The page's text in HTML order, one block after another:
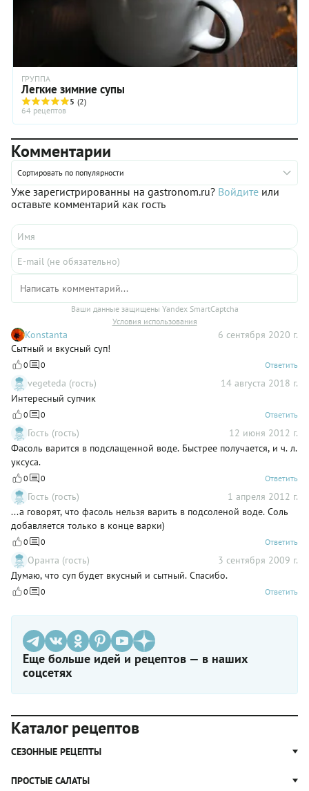
ГРУППА
Легкие зимние супы
5 (2)
64 рецептов
Комментарии
Сортировать по популярности
Уже зарегистрированны на gastronom.ru? Войдите или
оставьте комментарий как гость
Ваши данные защищены Yandex SmartCaptcha
Условия использования
Konstanta
6 сентября 2020 г.
Сытный и вкусный суп!
0 0 Ответить
vegeteda (гость)
14 августа 2018 г.
Интересный супчик
0 0 Ответить
Гость (гость)
12 июня 2012 г.
Фасоль варится в подслащенной воде. Быстрее получается, и ч. л.
уксуса.
0 0 Ответить
Гость (гость)
1 апреля 2012 г.
...а говорят, что фасоль нельзя варить в подсоленой воде. Соль
добавляется только в конце варки)
0 0 Ответить
Оранта (гость)
3 сентября 2009 г.
Думаю, что суп будет вкусный и сытный. Спасибо.
0 0 Ответить
Еще больше идей и рецептов — в наших
соцсетях
Каталог рецептов
СЕЗОННЫЕ РЕЦЕПТЫ
Рецепты из капусты
ПРОСТЫЕ САЛАТЫ